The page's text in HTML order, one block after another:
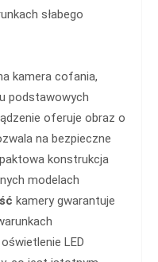
słabego
kamera cofania,
podstawowych
oferuje obraz o
na bezpieczne
konstrukcja
modelach
kamery gwarantuje
LED